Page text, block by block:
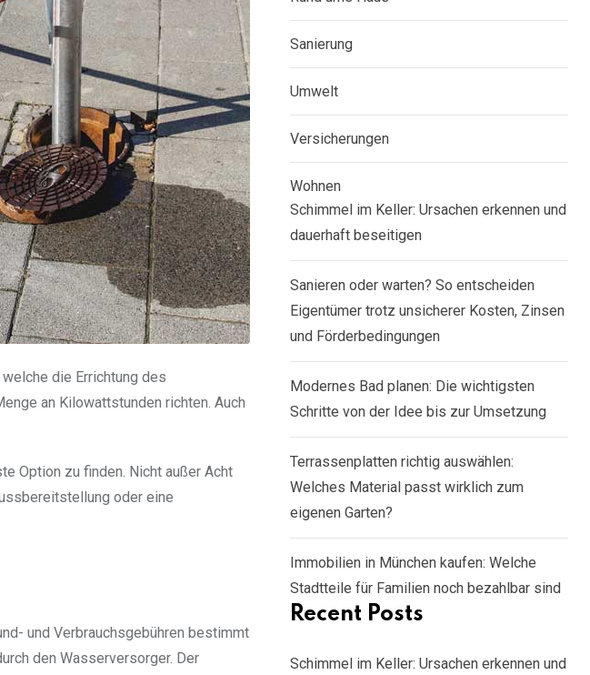
die Errichtung des
an Kilowattstunden richten. Auch
Option zu finden. Nicht außer Acht
oder eine
und Verbrauchsgebühren bestimmt
den Wasserversorger. Der
Sanierung
Umwelt
Versicherungen
Wohnen
Schimmel im Keller: Ursachen erkennen und
dauerhaft beseitigen
Sanieren oder warten? So entscheiden
Eigentümer trotz unsicherer Kosten, Zinsen
und Förderbedingungen
Modernes Bad planen: Die wichtigsten
Schritte von der Idee bis zur Umsetzung
Terrassenplatten richtig auswählen:
Welches Material passt wirklich zum
eigenen Garten?
Immobilien in München kaufen: Welche
Stadtteile für Familien noch bezahlbar sind
Recent Posts
Schimmel im Keller: Ursachen erkennen und